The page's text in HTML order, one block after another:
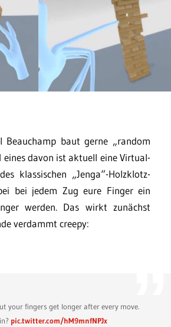
Beauchamp baut gerne „random
eines davon ist aktuell eine Virtual-
klassischen „Jenga“-Holzklotz-
bei jedem Zug eure Finger ein
werden. Das wirkt zunächst
verdammt creepy:
your fingers get longer after every move.
pic.twitter.com/hM9mnfNPJx